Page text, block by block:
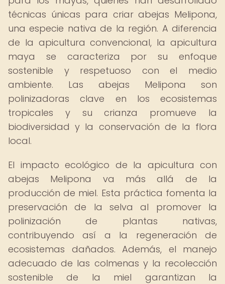
técnicas únicas para criar abejas Melipona,
una especie nativa de la región. A diferencia
de la apicultura convencional, la apicultura
maya se caracteriza por su enfoque
sostenible y respetuoso con el medio
ambiente. Las abejas Melipona son
polinizadoras clave en los ecosistemas
tropicales y su crianza promueve la
biodiversidad y la conservación de la flora
local.
El impacto ecológico de la apicultura con
abejas Melipona va más allá de la
producción de miel. Esta práctica fomenta la
preservación de la selva al promover la
polinización de plantas nativas,
contribuyendo así a la regeneración de
ecosistemas dañados. Además, el manejo
adecuado de las colmenas y la recolección
sostenible de la miel garantizan la